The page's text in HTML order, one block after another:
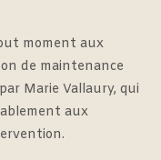
moment aux
de maintenance
Marie Vallaury, qui
aux